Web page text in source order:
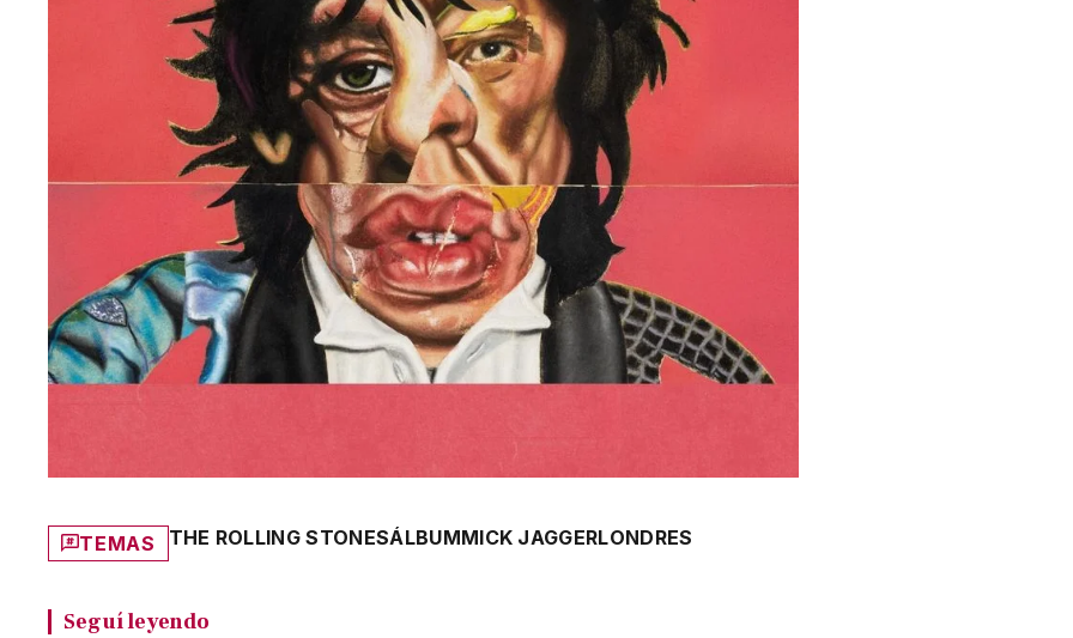
TEMAS THE ROLLING STONESÁLBUMMICK JAGGERLONDRES
Seguí leyendo